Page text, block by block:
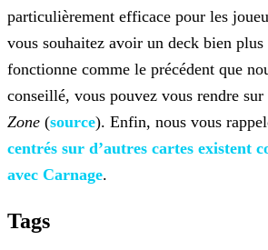
particulièrement efficace pour les
vous souhaitez avoir un deck bien
fonctionne comme le précédent que
conseillé, vous pouvez vous rendre sur
Zone (source). Enfin, nous vous
centrés sur d’autres cartes existent
avec Carnage.
Tags